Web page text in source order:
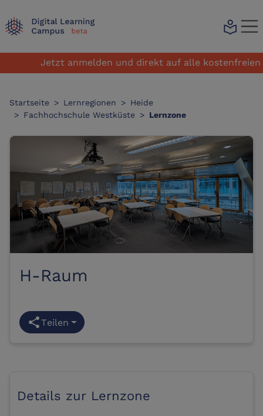
local_library
Jetzt anmelden und direkt auf alle kostenfreien
Startseite > Lernregionen > Heide
> Fachhochschule Westküste > Lernzone
H-Raum
shareTeilen
Details zur Lernzone